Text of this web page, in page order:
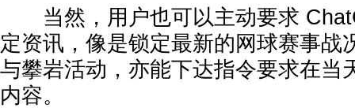
当然，用户也可以主动要求
定资讯，像是锁定最新的网球赛事战
与攀岩活动，亦能下达指令要求在当
内容。